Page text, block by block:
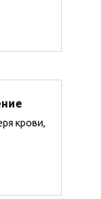
крови,